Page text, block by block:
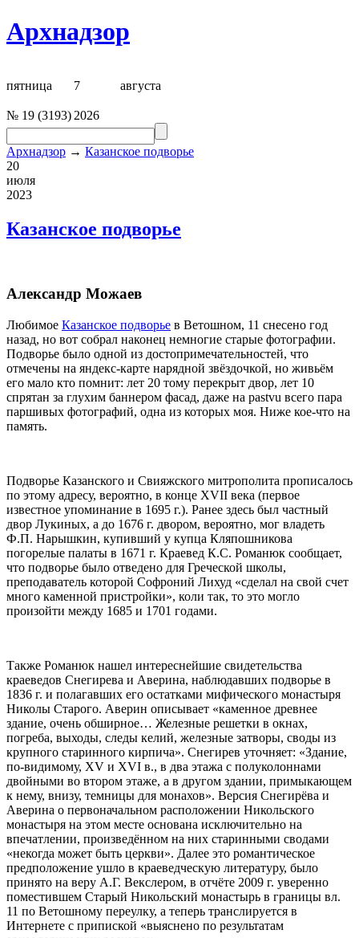
Архнадзор
пятница 7 августа
№ 19 (3193) 2026
Архнадзор → Казанское подворье
20
июля
2023
Казанское подворье
Александр Можаев
Любимое Казанское подворье в Ветошном, 11 снесено год
назад, но вот собрал наконец немногие старые фотографии.
Подворье было одной из достопримечательностей, что
отмечены на яндекс-карте нарядной звёздочкой, но живьём
его мало кто помнит: лет 20 тому перекрыт двор, лет 10
спрятан за глухим баннером фасад, даже на pastvu всего пара
паршивых фотографий, одна из которых моя. Ниже кое-что на
память.
Подворье Казанского и Свияжского митрополита прописалось
по этому адресу, вероятно, в конце XVII века (первое
известное упоминание в 1695 г.). Ранее здесь был частный
двор Лукиных, а до 1676 г. двором, вероятно, мог владеть
Ф.П. Нарышкин, купивший у купца Кляпошникова
погорелые палаты в 1671 г. Краевед К.С. Романюк сообщает,
что подворье было отведено для Греческой школы,
преподаватель которой Софроний Лихуд «сделал на свой счет
много каменной пристройки», коли так, то это могло
произойти между 1685 и 1701 годами.
Также Романюк нашел интереснейшие свидетельства
краеведов Снегирева и Аверина, наблюдавших подворье в
1836 г. и полагавших его остатками мифического монастыря
Николы Старого. Аверин описывает «каменное древнее
здание, очень обширное… Железные решетки в окнах,
погреба, выходы, следы келий, железные затворы, своды из
крупного старинного кирпича». Снегирев уточняет: «Здание,
по-видимому, XV и XVI в., в два этажа с полуколоннами
двойными во втором этаже, а в другом здании, примыкающем
к нему, внизу, темницы для монахов». Версия Снегирёва и
Аверина о первоначальном расположении Никольского
монастыря на этом месте основана исключительно на
впечатлении, произведённом на них старинными сводами
«некогда может быть церкви». Далее это романтическое
предположение ушло в краеведческую литературу, было
принято на веру А.Г. Векслером, в отчёте 2009 г. уверенно
поместившем Старый Никольский монастырь в границы вл.
11 по Ветошному переулку, а теперь транслируется в
Интернете с припиской «выяснено по результатам